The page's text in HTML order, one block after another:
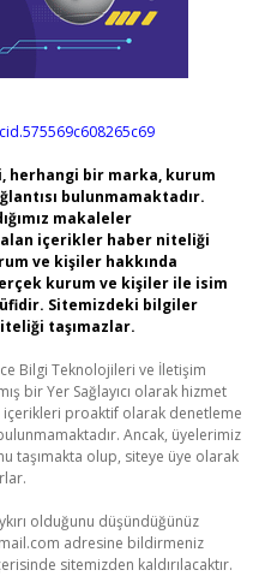
herhangi bir marka, kurum
bulunmamaktadır.
makaleler
alan içerikler haber niteliği
ve kişiler hakkında
kurum ve kişiler ile isim
Sitemizdeki bilgiler
taşımazlar.
Bilgi Teknolojileri ve İletişim
bir Yer Sağlayıcı olarak hizmet
proaktif olarak denetleme
Ancak, üyelerimiz
taşımakta olup, siteye üye olarak
olduğunu düşündüğünüz
adresine bildirmeniz
sitemizden kaldırılacaktır.